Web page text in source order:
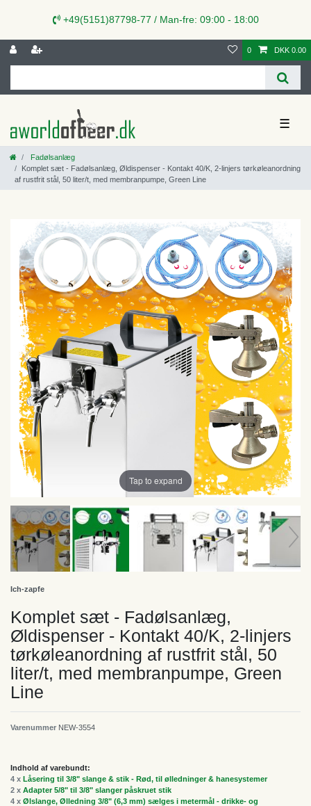
+49(5151)87798-77 / Man-fre: 09:00 - 18:00
0 DKK 0.00
☰
Fadølsanlæg
Komplet sæt - Fadølsanlæg, Øldispenser - Kontakt 40/K, 2-linjers tørkøleanordning
af rustfrit stål, 50 liter/t, med membranpumpe, Green Line
Tap to expand
Ich-zapfe
Komplet sæt - Fadølsanlæg,
Øldispenser - Kontakt 40/K, 2-linjers
tørkøleanordning af rustfrit stål, 50
liter/t, med membranpumpe, Green
Line
Varenummer NEW-3554
Indhold af varebundt:
4 x Låsering til 3/8" slange & stik - Rød, til ølledninger & hanesystemer
2 x Adapter 5/8" til 3/8" slanger påskruet stik
4 x Ølslange, Ølledning 3/8" (6,3 mm) sælges i metermål - drikke- og